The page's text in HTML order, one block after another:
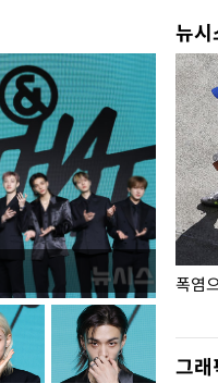
뉴
… 열화상 카메라에 담긴 폭염
그래